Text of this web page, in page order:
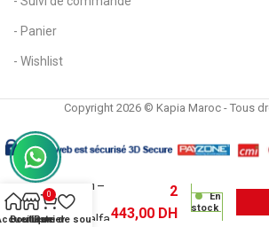
- Panier
- Wishlist
Copyright 2026 © Kapia Maroc - Tous
Toner
Kyocera
TK8515C
– Cyan –
Pour
TASKalfa
2
443,00 DH
En
stock
Boutique
0
Panier
Liste de souhaits